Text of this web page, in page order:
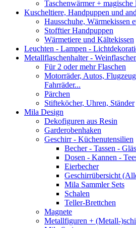
Taschenwärmer + magische
Kuscheltiere, Handpuppen und
Hausschuhe, Wärmekissen
Stofftier Handpuppen
Wärmetiere und Kältekissen
Leuchten - Lampen -
Metallflaschenhalter -
Für 2 oder mehr Flaschen
Motorräder, Autos,
Fahrräder...
Pärchen
Stifteköcher, Uhren, Ständer
Mila Design
Dekofiguren aus Resin
Garderobenhaken
Geschirr - Küchenutensilien
Becher - Tassen -
Dosen - Kannen -
Eierbecher
Geschirrübersicht
Mila Sammler Sets
Schalen
Teller-Brettchen
Magnete
Metallfiguren + (Metall-